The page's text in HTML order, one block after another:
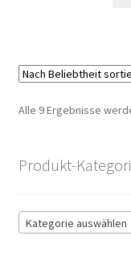
Alle 9 Ergebnisse
Produkt-
Kategorie auswählen